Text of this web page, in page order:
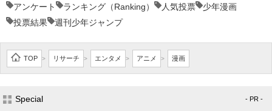
アンケート ランキング（Ranking） 人気投票
少年漫画
投票結果
週刊少年ジャンプ
TOP > リサーチ > エンタメ > アニメ > 漫画
Special - PR -